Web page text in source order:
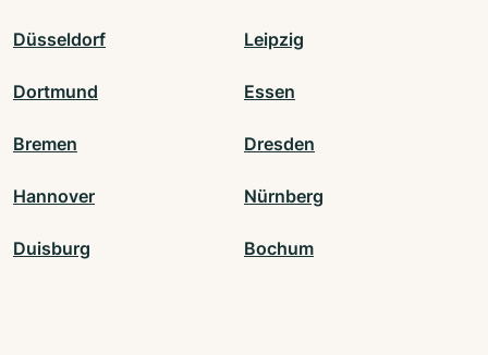
Düsseldorf Leipzig
Dortmund Essen
Bremen Dresden
Hannover Nürnberg
Duisburg Bochum